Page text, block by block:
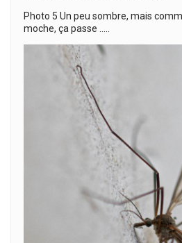
Photo 5 Un peu sombre, mais
moche, ça passe …..